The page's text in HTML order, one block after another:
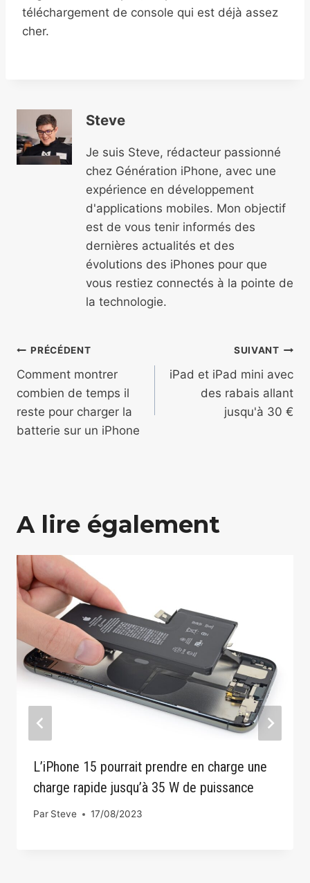
téléchargement de console qui est déjà assez
cher.
Steve
Je suis Steve, rédacteur passionné
chez Génération iPhone, avec une
expérience en développement
d'applications mobiles. Mon objectif
est de vous tenir informés des
dernières actualités et des
évolutions des iPhones pour que
vous restiez connectés à la pointe de
la technologie.
Navigation
de
l’article
PRÉCÉDENT
Comment montrer
combien de temps il
reste pour charger la
batterie sur un iPhone
SUIVANT
iPad et iPad mini avec
des rabais allant
jusqu'à 30 €
A lire également
L’iPhone 15 pourrait prendre en charge une
charge rapide jusqu’à 35 W de puissance
Par Steve 17/08/2023